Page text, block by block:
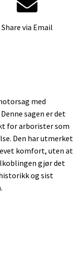
Share via Email
med
sagen er det
for arborister som
Den har utmerket
komfort, uten at
gjør det
og sist